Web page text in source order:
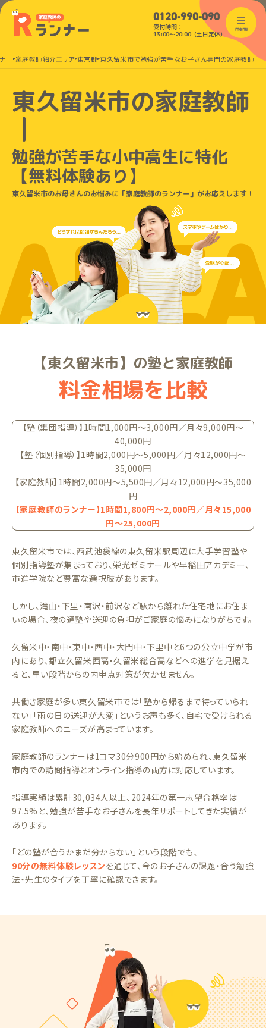
0120-990-090
受付時間：
13:00〜20:00（土日定休）
menu
ー 家庭教師紹介エリア 東京都 東久留米市で勉強が苦手なお子さん専門の家庭教師
東久留米市の家庭教師
｜
勉強が苦手な小中高生に特化
【無料体験あり】
東久留米市のお母さんのお悩みに「家庭教師のランナー」がお応えします！
【東久留米市】の塾と家庭教師
料金相場を比較
【塾（集団指導）】1時間1,000円〜3,000円／月々9,000円〜
40,000円
【塾（個別指導）】1時間2,000円〜5,000円／月々12,000円〜
35,000円
【家庭教師】1時間2,000円〜5,500円／月々12,000円〜35,000
円
【家庭教師のランナー】1時間1,800円〜2,000円／月々15,000
円〜25,000円
東久留米市では、西武池袋線の東久留米駅周辺に大手学習塾や
個別指導塾が集まっており、栄光ゼミナールや早稲田アカデミー、
市進学院など豊富な選択肢があります。
しかし、滝山・下里・南沢・前沢など駅から離れた住宅地にお住ま
いの場合、夜の通塾や送迎の負担がご家庭の悩みになりがちです。
久留米中・南中・東中・西中・大門中・下里中と6つの公立中学が市
内にあり、都立久留米西高・久留米総合高などへの進学を見据え
ると、早い段階からの内申点対策が欠かせません。
共働き家庭が多い東久留米市では「塾から帰るまで待っていられ
ない」「雨の日の送迎が大変」というお声も多く、自宅で受けられる
家庭教師へのニーズが高まっています。
家庭教師のランナーは1コマ30分900円から始められ、東久留米
市内での訪問指導とオンライン指導の両方に対応しています。
指導実績は累計30,034人以上、2024年の第一志望合格率は
97.5%と、勉強が苦手なお子さんを長年サポートしてきた実績が
あります。
「どの塾が合うかまだ分からない」という段階でも、
90分の無料体験レッスンを通じて、今のお子さんの課題・合う勉強
法・先生のタイプを丁寧に確認できます。